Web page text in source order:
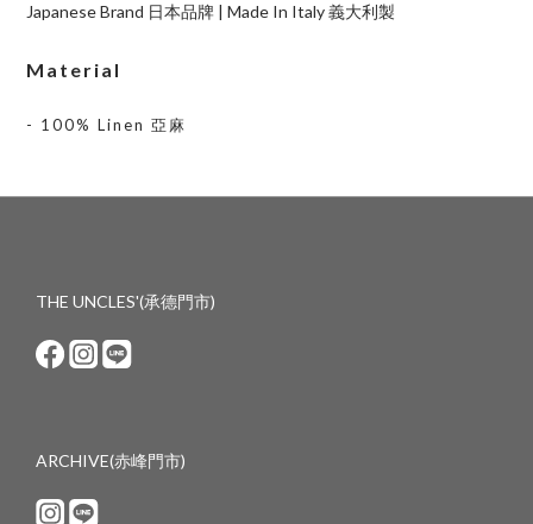
Japanese Brand 日本品牌 | Made In Italy 義大利製
Material
- 100% Linen 亞麻
THE UNCLES'(承德門市)
ARCHIVE(赤峰門市)